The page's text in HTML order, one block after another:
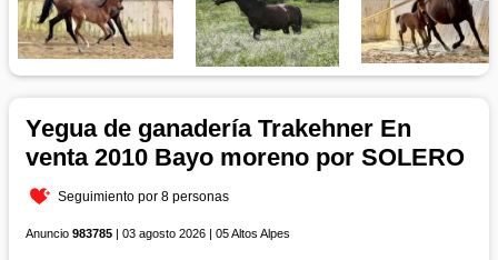
Yegua de ganadería Trakehner En
venta 2010 Bayo moreno por SOLERO
Seguimiento por 8 personas
Anuncio 983785 | 03 agosto 2026 | 05 Altos Alpes